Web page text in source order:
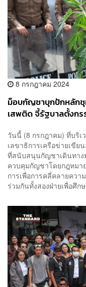
8 กรกฎาคม 2024
ม็อบกัญชาบุกปักหลักชุ
เสพติด จี้รัฐบาลตั้งกร
วันนี้ (8 กรกฎาคม) ที่บริ
เลขาธิการเครือข่ายเขี
ที่สนับสนุนกัญชาเดินทาง
ควบคุมกัญชาโดยกฎหม
การเพื่อการคลี่คลายคว
ร่วมกันทั้งสองฝ่ายเพื่อศึก